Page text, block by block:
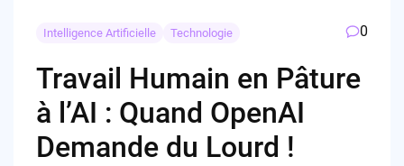
Intelligence Artificielle Technologie 0
Travail Humain en Pâture
à l’AI : Quand OpenAI
Demande du Lourd !